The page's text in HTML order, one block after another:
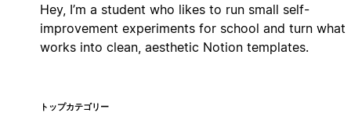
Hey, I’m a student who likes to run small self-
improvement experiments for school and turn what
works into clean, aesthetic Notion templates.
トップカテゴリー